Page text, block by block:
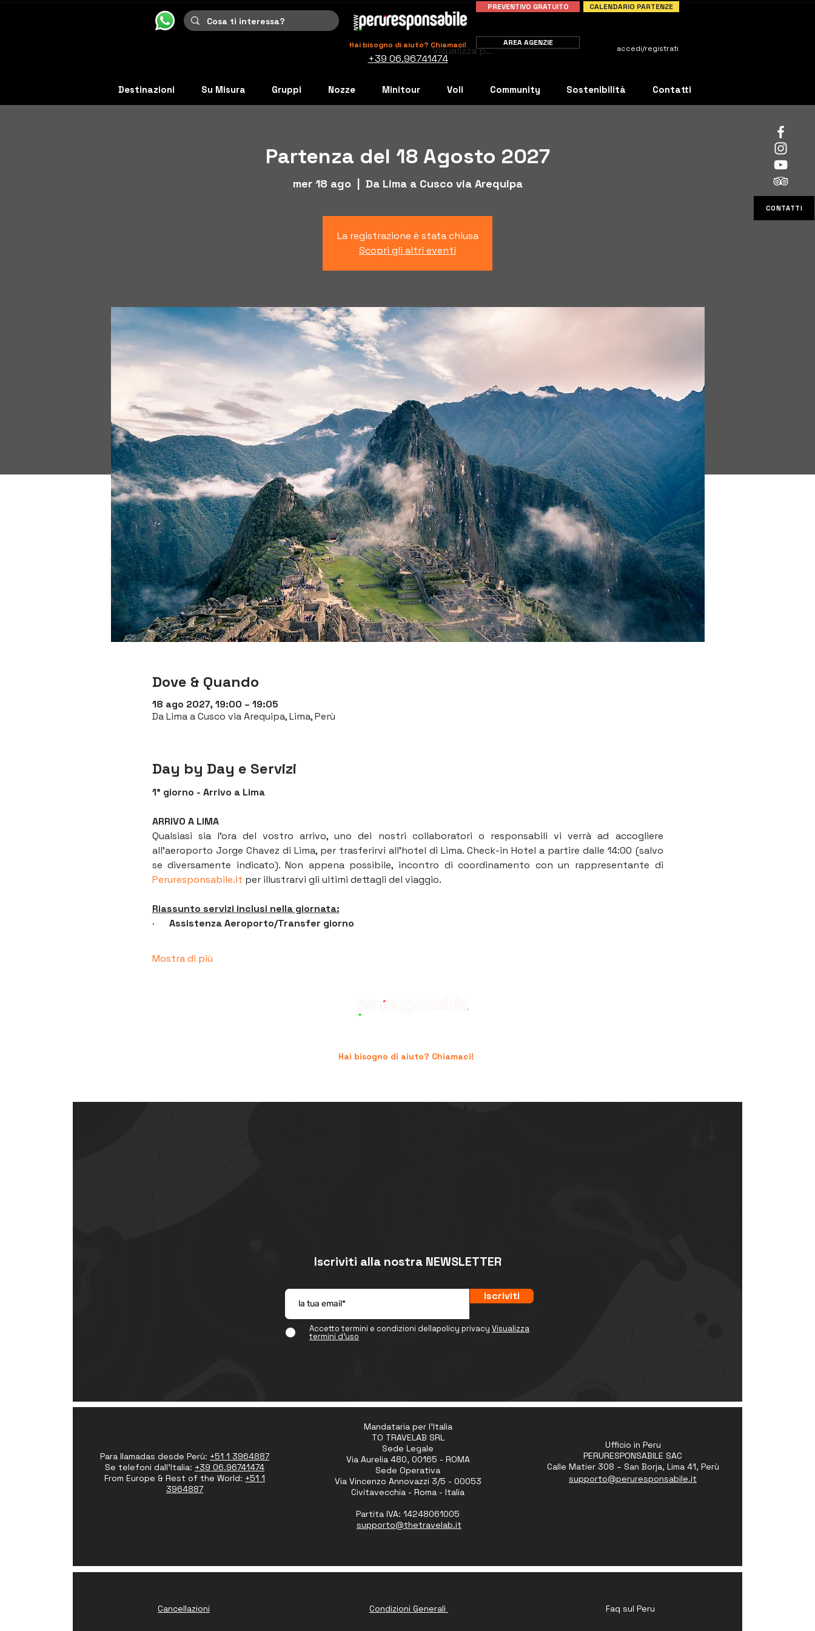
CONTATTI
Hai bisogno di aiuto? Chiamaci!
+39 06.96741474
PREVENTIVO GRATUITO CALENDARIO PARTENZE
accedi/registrati
AREA AGENZIE
Destinazioni Su Misura Gruppi Nozze Minitour Voli Community Sostenibilità Contatti
Visualizza punti
Partenza del 18 Agosto 2027
mer 18 ago
  |
Da Lima a Cusco via Arequipa
La registrazione è stata chiusa
Scopri gli altri eventi
Dove & Quando
18 ago 2027, 19:00 – 19:05
Da Lima a Cusco via Arequipa, Lima, Perù
Day by Day e Servizi
1° giorno - Arrivo a Lima
ARRIVO A LIMA
Qualsiasi sia l’ora del vostro arrivo, uno dei nostri collaboratori o responsabili vi verrà ad accogliere
all’aeroporto Jorge Chavez di Lima, per trasferirvi all’hotel di Lima. Check-in Hotel a partire dalle 14:00 (salvo
Peruresponsabile.it per illustrarvi gli ultimi dettagli del viaggio.
Riassunto servizi inclusi nella giornata:
· Assistenza Aeroporto/Transfer giorno
Mostra di più
Hai bisogno di aiuto? Chiamaci!
Iscriviti alla nostra NEWSLETTER
Iscriviti
Accetto termini e condizioni dellapolicy privacy Visualizza
termini d'uso
Para llamadas desde Perù: +51 1 3964887
Se telefoni dall'Italia: +39 06.96741474
From Europe & Rest of the World: +51 1
3964887
Mandataria per l'Italia
TO TRAVELAB SRL
Sede Legale
Via Aurelia 480, 00165 - ROMA
Sede Operativa
Via Vincenzo Annovazzi 3/5 - 00053
Civitavecchia - Roma - Italia
Partita IVA: 14248061005
supporto@thetravelab.it
Ufficio in Peru
PERURESPONSABILE SAC
Calle Matier 308 – San Borja, Lima 41, Perù
supporto@peruresponsabile.it
Cancellazioni Condizioni Generali Faq sul Peru